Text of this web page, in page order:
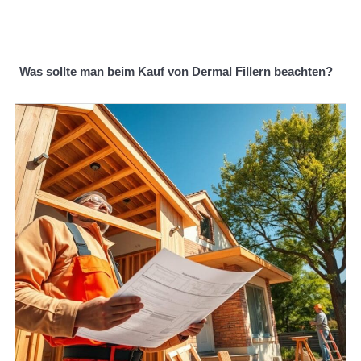
Was sollte man beim Kauf von Dermal Fillern beachten?